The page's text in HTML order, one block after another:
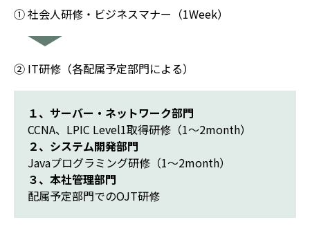
① 社会人研修・ビジネスマナー（1Week）
② IT研修（各配属予定部門による）
１、サーバー・ネットワーク部門
CCNA、LPIC Level1取得研修（1～2month）
２、システム開発部門
Javaプログラミング研修（1～2month）
３、本社管理部門
配属予定部門でのOJT研修